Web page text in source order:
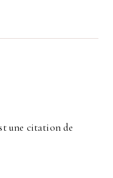
une citation de